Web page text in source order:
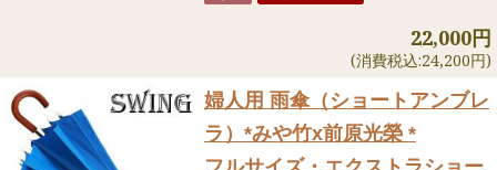
22,000円
(消費税込:24,200円)
婦人用 雨傘（ショートアンブレ
ラ） *みや竹x前原光榮 *